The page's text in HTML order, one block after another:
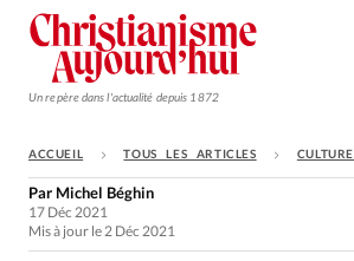
Un repère dans l'actualité depuis 1872
S'ABONNER
Monde
ACCUEIL TOUS LES ARTICLES CULTURE
Par Michel Béghin
17 Déc 2021
Mis à jour le 2 Déc 2021